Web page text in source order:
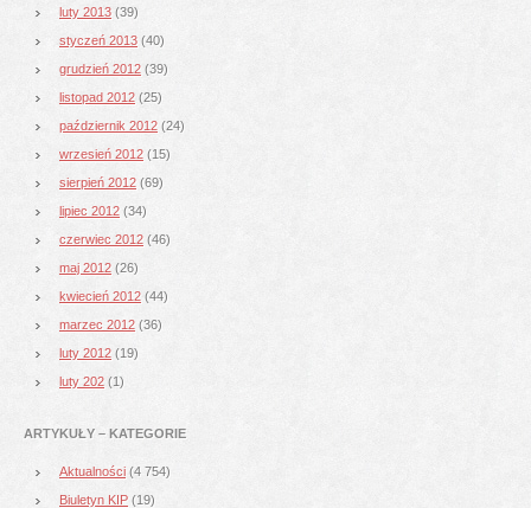
luty 2013 (39)
styczeń 2013 (40)
grudzień 2012 (39)
listopad 2012 (25)
październik 2012 (24)
wrzesień 2012 (15)
sierpień 2012 (69)
lipiec 2012 (34)
czerwiec 2012 (46)
maj 2012 (26)
kwiecień 2012 (44)
marzec 2012 (36)
luty 2012 (19)
luty 202 (1)
ARTYKUŁY – KATEGORIE
Aktualności (4 754)
Biuletyn KIP (19)